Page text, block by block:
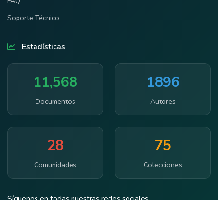
Soporte Técnico
Estadísticas
11,568
Documentos
1896
Autores
28
Comunidades
75
Colecciones